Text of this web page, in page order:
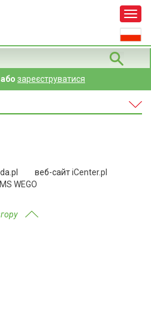
або зареєструватися
веб-сайтiCenter.pl
WEGO